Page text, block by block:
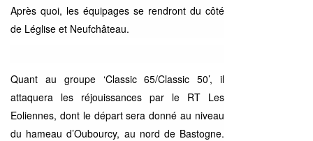
Après quoi, les équipages se rendront du côté
de Léglise et Neufchâteau.
Quant au groupe ‘Classic 65/Classic 50’, il
attaquera les réjouissances par le RT Les
Eoliennes, dont le départ sera donné au niveau
du hameau d’Oubourcy, au nord de Bastogne.